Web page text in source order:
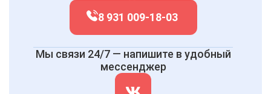
8 931 009-18-03
Мы связи 24/7 — напишите в удобный
мессенджер